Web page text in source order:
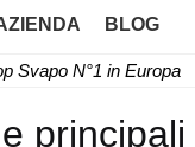
BLOG
Svapo N°1 in Europa
principali